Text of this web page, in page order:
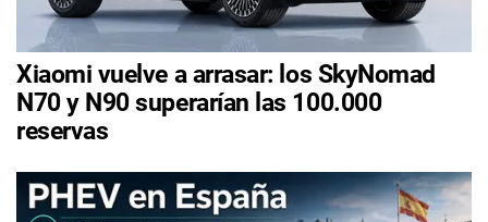
Xiaomi vuelve a arrasar: los SkyNomad
N70 y N90 superarían las 100.000
reservas